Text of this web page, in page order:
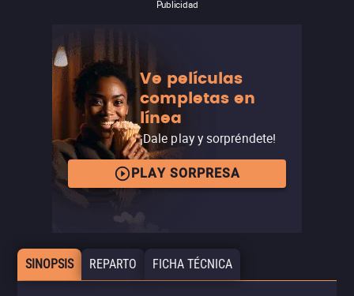
Publicidad
Ve películas
completas en
línea
¡Dale play y sorpréndete!
PLAY SORPRESA
SINOPSIS REPARTO FICHA TÉCNICA